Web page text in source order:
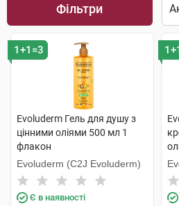
Фільтри
1+1=3
Evoluderm Гель для душу з
цінними оліями 500 мл 1
флакон
Evoluderm (C2J Evoluderm)
Є в наявності